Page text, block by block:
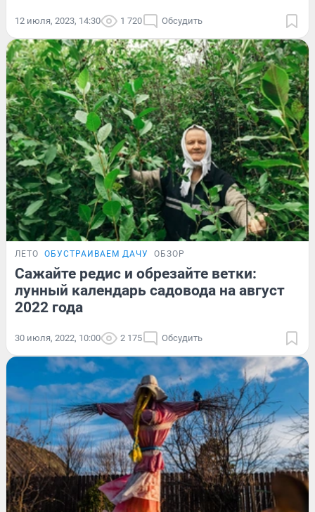
12 июля, 2023, 14:30 1 720 Обсудить
ЛЕТО ОБУСТРАИВАЕМ ДАЧУ ОБЗОР
Сажайте редис и обрезайте ветки:
лунный календарь садовода на август
2022 года
30 июля, 2022, 10:00 2 175 Обсудить